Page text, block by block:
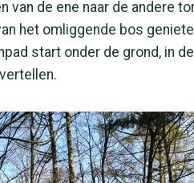
de ene naar de andere
het omliggende bos
start onder de grond, in